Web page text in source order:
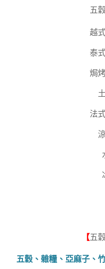
五
越
泰
焗
法
【五
五穀、雜糧、亞麻子、